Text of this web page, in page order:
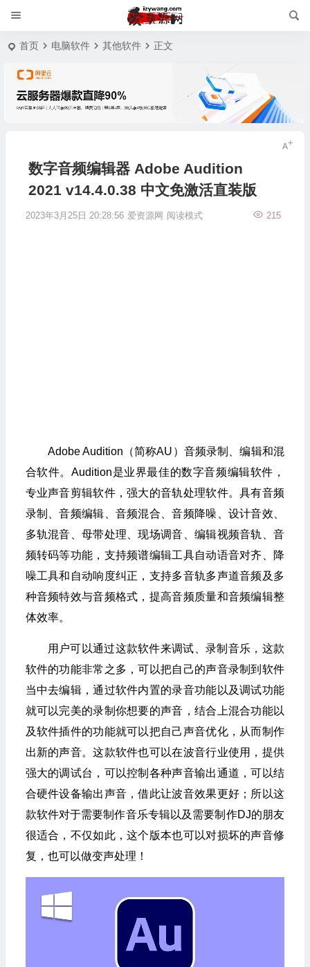
首页 电脑软件 其他软件 正文
数字音频编辑器 Adobe Audition
2021 v14.4.0.38 中文免激活直装版
2023年3月25日 20:28:56 爱资源网 215
阅读模式
Adobe Audition（简称AU）音频录制、编辑和混
合软件。Audition是业界最佳的数字音频编辑软件，
专业声音剪辑软件，强大的音轨处理软件。具有音频
录制、音频编辑、音频混合、音频降噪、设计音效、
多轨混音、母带处理、现场调音、编辑视频音轨、音
频转码等功能，支持频谱编辑工具自动语音对齐、降
噪工具和自动响度纠正，支持多音轨多声道音频及多
种音频特效与音频格式，提高音频质量和音频编辑整
体效率。
用户可以通过这款软件来调试、录制音乐，这款
软件的功能非常之多，可以把自己的声音录制到软件
当中去编辑，通过软件内置的录音功能以及调试功能
就可以完美的录制你想要的声音，结合上混合功能以
及软件插件的功能就可以把自己声音优化，从而制作
出新的声音。这款软件也可以在波音行业使用，提供
强大的调试台，可以控制各种声音输出通道，可以结
合硬件设备输出声音，借此让波音效果更好；所以这
款软件对于需要制作音乐专辑以及需要制作DJ的朋友
很适合，不仅如此，这个版本也可以对损坏的声音修
复，也可以做变声处理！